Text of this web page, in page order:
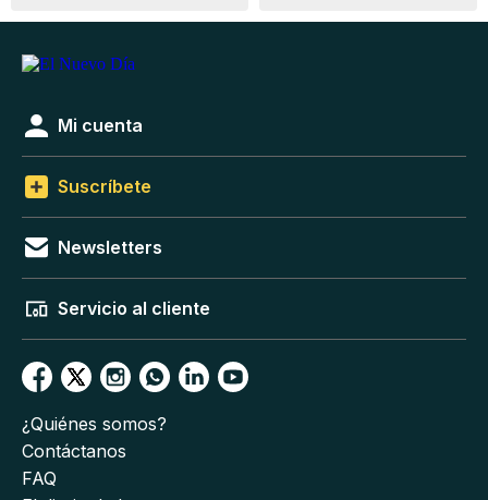
Mi cuenta
Suscríbete
Newsletters
Servicio al cliente
¿Quiénes somos?
Contáctanos
FAQ